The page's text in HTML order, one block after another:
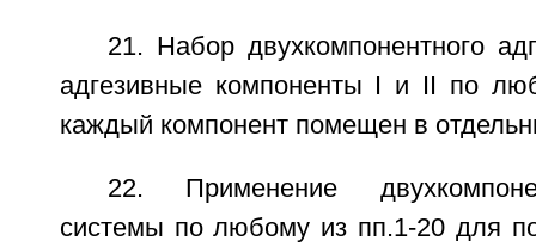
21. Набор двухкомпонентного
адгезивные компоненты I и II по
каждый компонент помещен в
22. Применение
системы по любому из пп.1-20 для